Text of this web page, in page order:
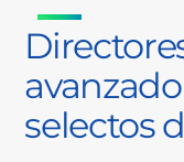
selectos